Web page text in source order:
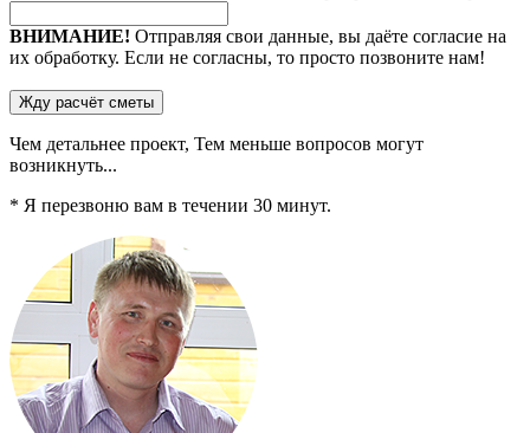
ВНИМАНИЕ! Отправляя свои данные, вы даёте согласие на
их обработку. Если не согласны, то просто позвоните нам!
Чем детальнее проект, Тем меньше вопросов могут
возникнуть...
* Я перезвоню вам в течении 30 минут.